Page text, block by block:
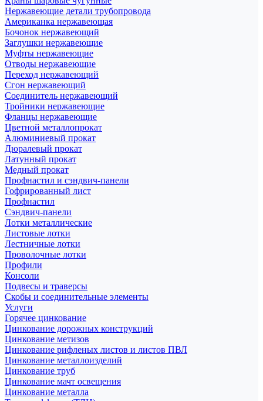
Нержавеющие детали трубопровода
Американка нержавеющая
Бочонок нержавеющий
Заглушки нержавеющие
Муфты нержавеющие
Отводы нержавеющие
Переход нержавеющий
Сгон нержавеющий
Соединитель нержавеющий
Тройники нержавеющие
Фланцы нержавеющие
Цветной металлопрокат
Алюминиевый прокат
Дюралевый прокат
Латунный прокат
Медный прокат
Профнастил и сэндвич-панели
Гофрированный лист
Профнастил
Сэндвич-панели
Лотки металлические
Листовые лотки
Лестничные лотки
Проволочные лотки
Профили
Консоли
Подвесы и траверсы
Скобы и соединительные элементы
Услуги
Горячее цинкование
Цинкование дорожных конструкций
Цинкование метизов
Цинкование рифленых листов и листов ПВЛ
Цинкование металлоизделий
Цинкование труб
Цинкование мачт освещения
Цинкование металла